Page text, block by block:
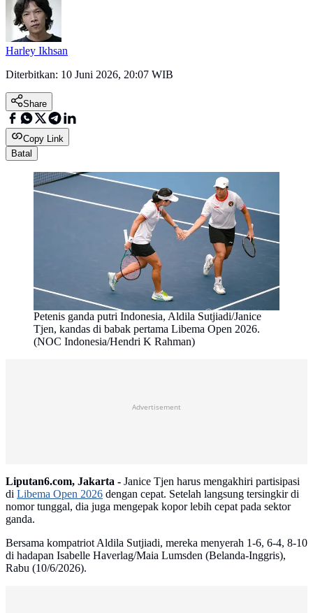
Harley Ikhsan
Diterbitkan: 10 Juni 2026, 20:07 WIB
Share
Copy Link
Batal
Petenis ganda putri Indonesia, Aldila Sutjiadi/Janice
Tjen, kandas di babak pertama Libema Open 2026.
(NOC Indonesia/Hendri K Rahman)
Advertisement
Liputan6.com, Jakarta - Janice Tjen harus mengakhiri partisipasi
di Libema Open 2026 dengan cepat. Setelah langsung tersingkir di
nomor tunggal, dia juga mengepak kopor lebih cepat pada sektor
ganda.
Bersama kompatriot Aldila Sutjiadi, mereka menyerah 1-6, 6-4, 8-10
di hadapan Isabelle Haverlag/Maia Lumsden (Belanda-Inggris),
Rabu (10/6/2026).